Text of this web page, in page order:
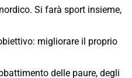
Si farà sport insieme,
migliorare il proprio
delle paure, degli